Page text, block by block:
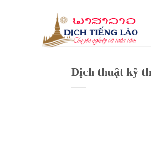
Dịch thuật kỹ